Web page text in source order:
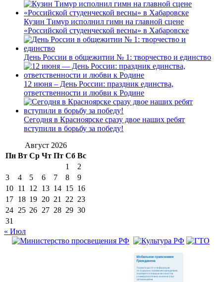
Кузин Тимур исполнил гимн на главной сцене
«Российской студенческой весны» в Хабаровске
День России в общежитии № 1: творчество и единство
12 июня – День России: праздник единства,
ответственности и любви к Родине
Сегодня в Красноярске сразу двое наших ребят
вступили в борьбу за победу!
Август 2026
Пн Вт Ср Чт Пт Сб Вс
1
2
3
4 5 6 7 8
9
10 11 12 13 14 15 16
17 18 19 20 21 22 23
24 25 26 27 28 29 30
31
« Июл